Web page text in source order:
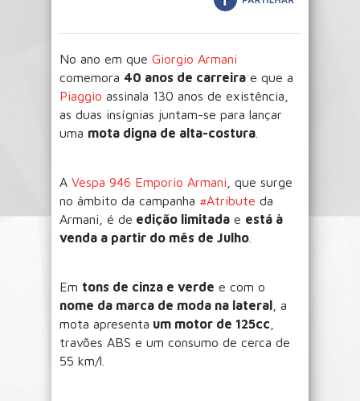
No ano em que Giorgio Armani
comemora 40 anos de carreira e que a
Piaggio assinala 130 anos de existência,
as duas insígnias juntam-se para lançar
uma mota digna de alta-costura
A Vespa 946 Emporio Armani , que surge
no âmbito da campanha #Atribute da
Armani, é de edição limitada e está à
venda a partir do mês de Julho
Em tons de cinza e verde e com o
nome da marca de moda na lateral , a
mota apresenta um motor de 125cc
travões ABS e um consumo de cerca de
55 km/l.